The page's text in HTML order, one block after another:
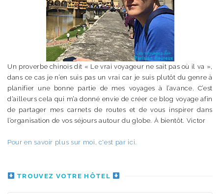
Un proverbe chinois dit « Le vrai voyageur ne sait pas où il va »,
dans ce cas je n’en suis pas un vrai car je suis plutôt du genre à
planifier une bonne partie de mes voyages à l’avance. C’est
d’ailleurs cela qui m’a donné envie de créer ce blog voyage afin
de partager mes carnets de routes et de vous inspirer dans
l’organisation de vos séjours autour du globe. À bientôt. Victor
Pour en savoir plus sur moi, c'est par ici.
TROUVEZ VOTRE HÔTEL